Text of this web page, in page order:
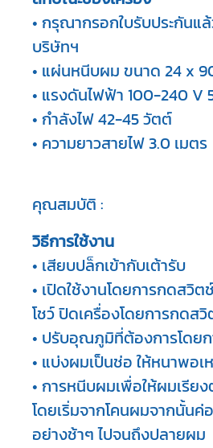
• กรุณากรอกใบรับประกันแ
บริษัทฯ
• แผ่นหนีบผม ขนาด 24 x
• แรงดันไฟฟ้า 100-240 V
• กําลังไฟ 42-45 วัตต์
• ความยาวสายไฟ 3.0 เมตร
คุณสมบัติ :
วิธีการใช้งาน
• เสียบปล็กเข้ากับเต้ารับ
• เปิดใช้งานโดยการกดสวิต
โชว์ ปิดเครื่องโดยการกดส
• ปรับอุณภูมิที่ต้องการโดย
• แบ่งผมเป็นช่อ ให้หนาพอ
• การหนีบผมเพื่อให้ผมเรีย
โดยเริ่มจากโคนผมจากนั้น
อย่างช้าๆ ไปจนถึงปลายผม